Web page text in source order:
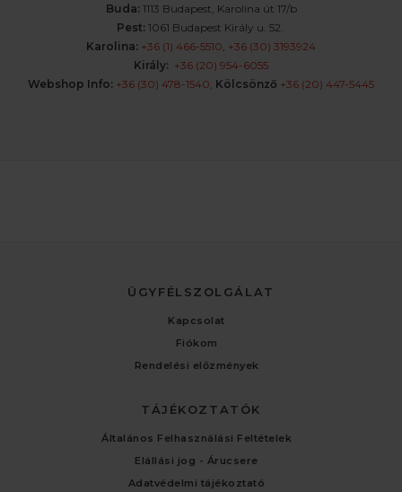
Buda: 1113 Budapest, Karolina út 17/b
Pest: 1061 Budapest Király u. 52.
Karolina: +36 (1) 466-5510 +36 (30) 3193924
Király: +36 (20) 954-6055
Webshop Info: +36 (30) 478-1540 Kölcsönző +36 (20) 447-5445
ÜGYFÉLSZOLGÁLAT
Kapcsolat
Fiókom
Rendelési előzmények
TÁJÉKOZTATÓK
Általános Felhasználási Feltételek
Elállási jog - Árucsere
Adatvédelmi tájékoztató